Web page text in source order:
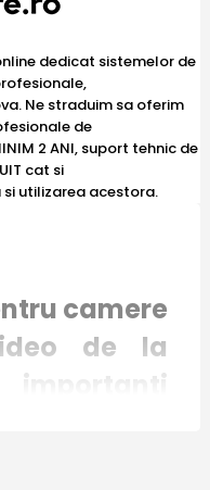
dedicat sistemelor de
Ne straduim sa oferim
de
2 ANI, suport tehnic de
cat si
si utilizarea acestora.
camere
de la